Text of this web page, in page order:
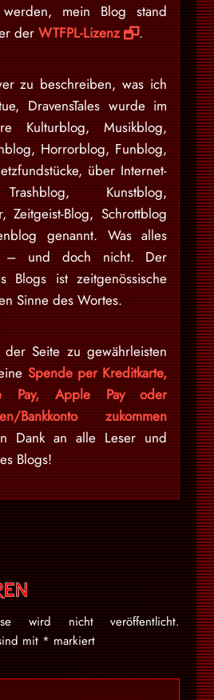
werden, mein Blog stand
der WTFPL-Lizenz .
zu beschreiben, was ich
DravensTales wurde im
Kulturblog, Musikblog,
Horrorblog, Funblog,
über Internet-
Kunstblog,
Zeitgeist-Blog, Schrottblog
genannt. Was alles
– und doch nicht. Der
Blogs ist zeitgenössische
Sinne des Wortes.
Seite zu gewährleisten
Spende per Kreditkarte,
Pay, Apple Pay oder
Bankkonto zukommen
Dank an alle Leser und
Blogs!
wird nicht veröffentlicht.
mit*markiert